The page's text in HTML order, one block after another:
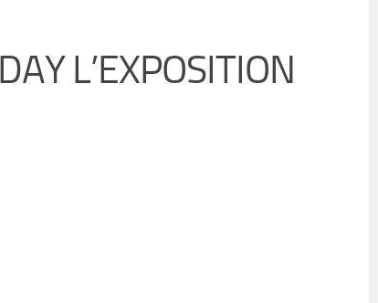
L’EXPOSITION